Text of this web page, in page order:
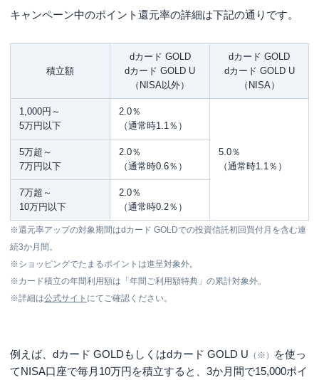
キャンペーン中のポイント還元率の詳細は下記の通りです。
積立額
dカード GOLD
dカード GOLD U
（NISA以外）
dカード GOLD
dカード GOLD U
（NISA）
1,000円～
5万円以下
2.0％
（通常時1.1％）
5.0％
（通常時1.1％）
5万超～
7万円以下
2.0％
（通常時0.6％）
7万超～
10万円以下
2.0％
（通常時0.2％）
※還元率アップの対象期間はdカード GOLDでの投資信託初回買付月を含む連
続3か月間。
※ショッピングでたまるポイントは進呈対象外。
※カード積立の年間利用額は「年間ご利用額特典」の累計対象外。
※詳細は公式サイト にてご確認ください。
例えば、dカード GOLDもしくはdカード GOLD U （※）
を使っ
てNISA口座で毎月10万円を積立すると、3か月間で15,000ポイ